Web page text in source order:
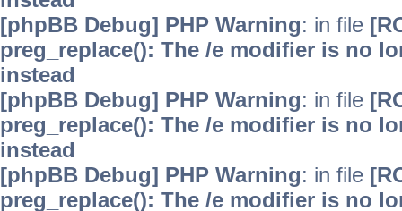
[phpBB Debug] PHP Warning: in file
preg_replace(): The /e modifier is no
instead
[phpBB Debug] PHP Warning: in file
preg_replace(): The /e modifier is no
instead
[phpBB Debug] PHP Warning: in file
preg_replace(): The /e modifier is no